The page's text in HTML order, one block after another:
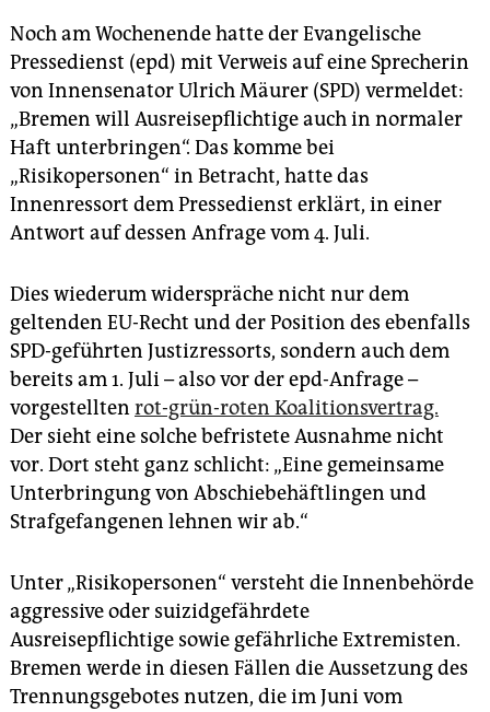
Noch am Wochenende hatte der Evangelische
Pressedienst (epd) mit Verweis auf eine Sprecherin
von Innensenator Ulrich Mäurer (SPD) vermeldet:
„Bremen will Ausreisepflichtige auch in normaler
Haft unterbringen“. Das komme bei
„Risikopersonen“ in Betracht, hatte das
Innenressort dem Pressedienst erklärt, in einer
Antwort auf dessen Anfrage vom 4. Juli.
Dies wiederum widerspräche nicht nur dem
geltenden EU-Recht und der Position des ebenfalls
SPD-geführten Justizressorts, sondern auch dem
bereits am 1. Juli – also vor der epd-Anfrage –
vorgestellten rot-grün-roten Koalitionsvertrag.
Der sieht eine solche befristete Ausnahme nicht
vor. Dort steht ganz schlicht: „Eine gemeinsame
Unterbringung von Abschiebehäftlingen und
Strafgefangenen lehnen wir ab.“
Unter „Risikopersonen“ versteht die Innenbehörde
aggressive oder suizidgefährdete
Ausreisepflichtige sowie gefährliche Extremisten.
Bremen werde in diesen Fällen die Aussetzung des
Trennungsgebotes nutzen, die im Juni vom